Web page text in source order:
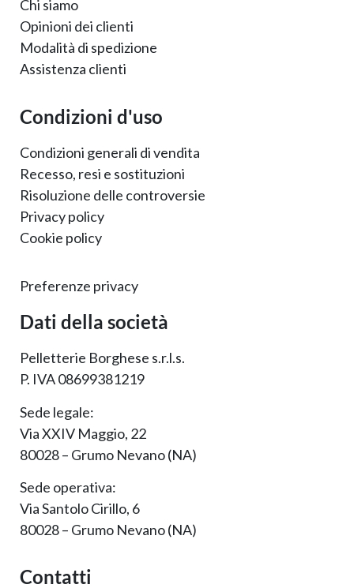
Chi siamo
Opinioni dei clienti
Modalità di spedizione
Assistenza clienti
Condizioni d'uso
Condizioni generali di vendita
Recesso, resi e sostituzioni
Risoluzione delle controversie
Privacy policy
Cookie policy
Preferenze privacy
Dati della società
Pelletterie Borghese s.r.l.s.
P. IVA 08699381219
Sede legale:
Via XXIV Maggio, 22
80028 – Grumo Nevano (NA)
Sede operativa:
Via Santolo Cirillo, 6
80028 – Grumo Nevano (NA)
Contatti